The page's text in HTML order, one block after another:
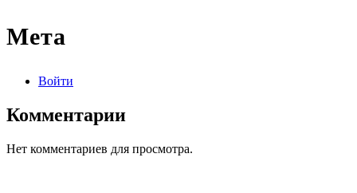
Мета
Войти
Комментарии
Нет комментариев для просмотра.